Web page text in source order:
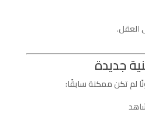
العقل.
لم تكن ممكنة سابقًا: